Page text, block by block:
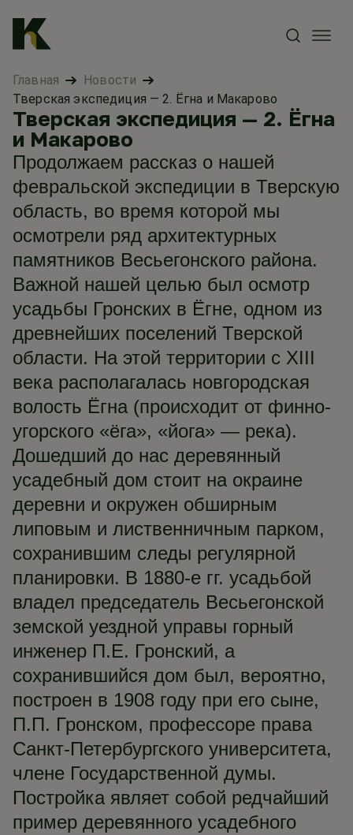
Главная
Новости
Тверская экспедиция — 2. Ёгна и Макарово
Тверская экспедиция — 2. Ёгна
и Макарово
Продолжаем рассказ о нашей
февральской экспедиции в Тверскую
область, во время которой мы
осмотрели ряд архитектурных
памятников Весьегонского района.
Важной нашей целью был осмотр
усадьбы Гронских в Ёгне, одном из
древнейших поселений Тверской
области. На этой территории с XIII
века располагалась новгородская
волость Ёгна (происходит от финно-
угорского «ёга», «йога» — река).
Дошедший до нас деревянный
усадебный дом стоит на окраине
деревни и окружен обширным
липовым и лиственничным парком,
сохранившим следы регулярной
планировки. В 1880-е гг. усадьбой
владел председатель Весьегонской
земской уездной управы горный
инженер П.Е. Гронский, а
сохранившийся дом был, вероятно,
построен в 1908 году при его сыне,
П.П. Гронском, профессоре права
Санкт-Петербургского университета,
члене Государственной думы.
Постройка являет собой редчайший
пример деревянного усадебного